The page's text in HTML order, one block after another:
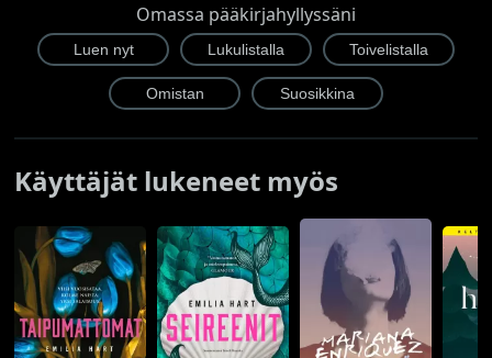
Omassa pääkirjahyllyssäni
Käyttäjät lukeneet myös